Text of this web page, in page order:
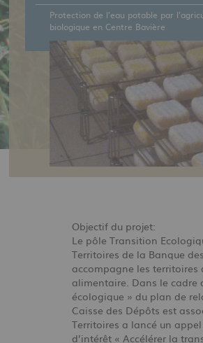
Protection de l’eau potable par
biologique en Centre Bavière
Objectif du projet:
Le pôle Transition
Territoires de la Banque
accompagne les
alimentaire. Dans le cadre
écologique » du plan de
Caisse des Dépôts est
Territoires a lancé un
d’intérêt « Accélérer la